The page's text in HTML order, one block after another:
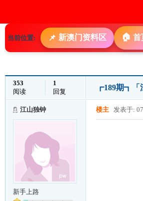
当前位置: 📌 新澳门资料区 🏠 首
353
阅读
1
回复
┏189期┓「
江山独钟
新手上路
楼主 发表于: